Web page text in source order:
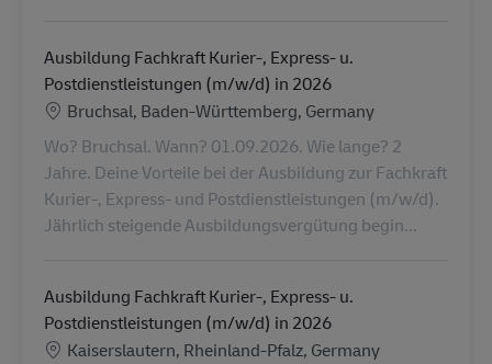
Ausbildung Fachkraft Kurier-, Express- u.
Postdienstleistungen (m/w/d) in 2026
Localização
Bruchsal, Baden-Württemberg, Germany
Wo? Bruchsal. Wann? 01.09.2026. Wie lange? 2
Jahre. Deine Vorteile bei der Ausbildung zur Fachkraft
Kurier-, Express- und Postdienstleistungen (m/w/d).
Jährlich steigende Ausbildungsvergütung begin...
Ausbildung Fachkraft Kurier-, Express- u.
Postdienstleistungen (m/w/d) in 2026
Localização
Kaiserslautern, Rheinland-Pfalz, Germany